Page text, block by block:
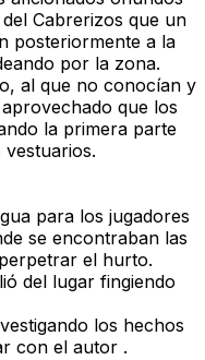
Cabrerizos que un
posteriormente a la
por la zona.
al que no conocían y
que los
la primera parte
para los jugadores
se encontraban las
el hurto.
del lugar fingiendo
los hechos
con el autor .